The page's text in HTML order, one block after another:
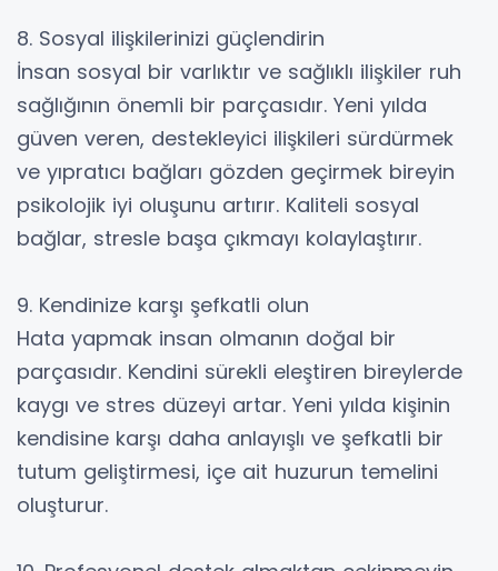
8. Sosyal ilişkilerinizi güçlendirin
İnsan sosyal bir varlıktır ve sağlıklı ilişkiler ruh
sağlığının önemli bir parçasıdır. Yeni yılda
güven veren, destekleyici ilişkileri sürdürmek
ve yıpratıcı bağları gözden geçirmek bireyin
psikolojik iyi oluşunu artırır. Kaliteli sosyal
bağlar, stresle başa çıkmayı kolaylaştırır.
9. Kendinize karşı şefkatli olun
Hata yapmak insan olmanın doğal bir
parçasıdır. Kendini sürekli eleştiren bireylerde
kaygı ve stres düzeyi artar. Yeni yılda kişinin
kendisine karşı daha anlayışlı ve şefkatli bir
tutum geliştirmesi, içe ait huzurun temelini
oluşturur.